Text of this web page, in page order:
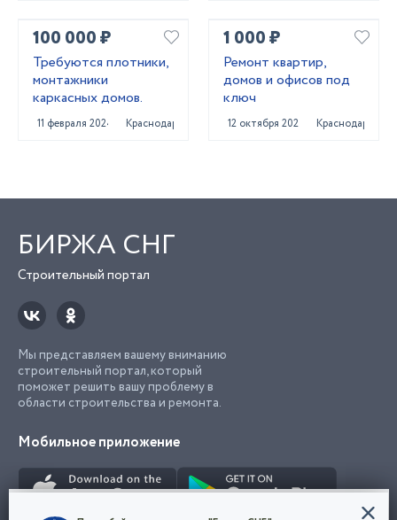
100 000 ₽
Требуются плотники,
монтажники
каркасных домов.
11 февраля 2024 Краснодар
1 000 ₽
Ремонт квартир,
домов и офисов под
ключ
12 октября 2023 Краснодар
БИРЖА СНГ
Строительный портал
Мы представляем вашему вниманию
строительный портал, который
поможет решить вашу проблему в
области строительства и ремонта.
Мобильное приложение